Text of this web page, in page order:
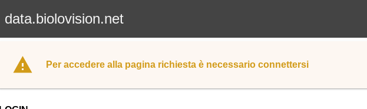
data.biolovision.net
Per accedere alla pagina richiesta è necessario connettersi